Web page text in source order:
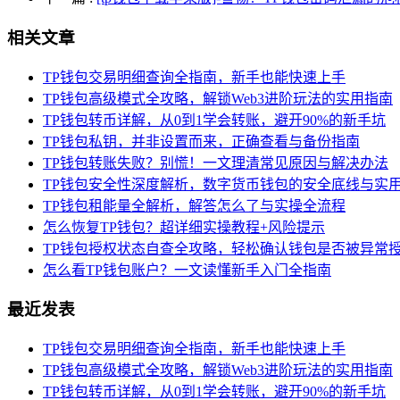
相关文章
TP钱包交易明细查询全指南，新手也能快速上手
TP钱包高级模式全攻略，解锁Web3进阶玩法的实用指南
TP钱包转币详解，从0到1学会转账，避开90%的新手坑
TP钱包私钥，并非设置而来，正确查看与备份指南
TP钱包转账失败？别慌！一文理清常见原因与解决办法
TP钱包安全性深度解析，数字货币钱包的安全底线与实
TP钱包租能量全解析，解答怎么了与实操全流程
怎么恢复TP钱包？超详细实操教程+风险提示
TP钱包授权状态自查全攻略，轻松确认钱包是否被异常
怎么看TP钱包账户？一文读懂新手入门全指南
最近发表
TP钱包交易明细查询全指南，新手也能快速上手
TP钱包高级模式全攻略，解锁Web3进阶玩法的实用指南
TP钱包转币详解，从0到1学会转账，避开90%的新手坑